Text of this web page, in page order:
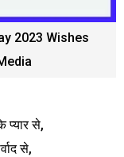
2023 Wishes
प्यार से,
से,